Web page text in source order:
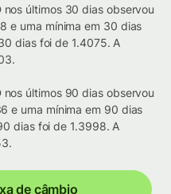
nos últimos 30 dias observou
e uma mínima em 30 dias
dias foi de 1.4075. A
nos últimos 90 dias observou
e uma mínima em 90 dias
dias foi de 1.3998. A
de câmbio